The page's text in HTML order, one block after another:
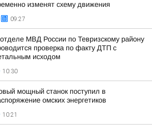
изменят схему движения
09:27
МВД России по Тевризскому району
проверка по факту ДТП с
исходом
10:30
мощный станок поступил в
омских энергетиков
10:21